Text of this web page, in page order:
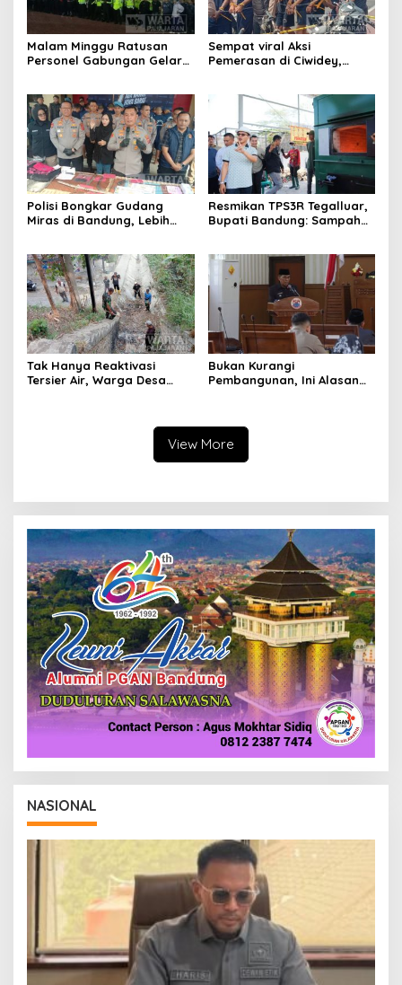
Malam Minggu Ratusan
Personel Gabungan Gelar
Sempat viral Aksi
Pemerasan di Ciwidey,
Polisi Bongkar Gudang
Miras di Bandung, Lebih
Resmikan TPS3R Tegalluar,
Bupati Bandung: Sampah
Tak Hanya Reaktivasi
Tersier Air, Warga Desa
Bukan Kurangi
Pembangunan, Ini Alasan
View More
NASIONAL